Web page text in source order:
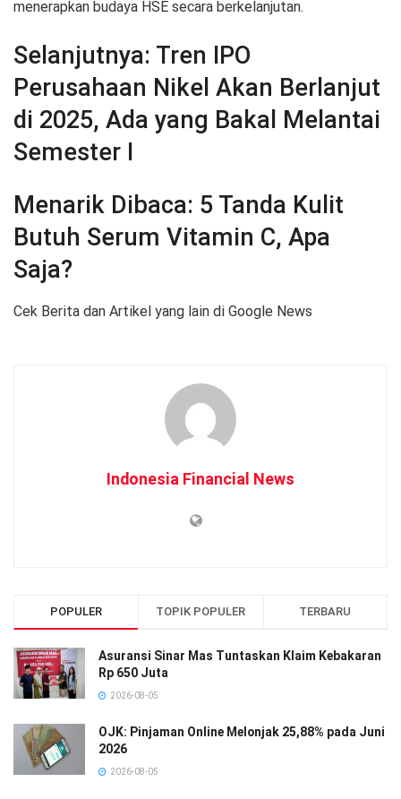
menerapkan budaya HSE secara berkelanjutan.
Selanjutnya: Tren IPO
Perusahaan Nikel Akan Berlanjut
di 2025, Ada yang Bakal Melantai
Semester I
Menarik Dibaca: 5 Tanda Kulit
Butuh Serum Vitamin C, Apa
Saja?
Cek Berita dan Artikel yang lain di Google News
Indonesia Financial News
POPULER TOPIK POPULER TERBARU
Asuransi Sinar Mas Tuntaskan Klaim Kebakaran
Rp 650 Juta
2026-08-05
OJK: Pinjaman Online Melonjak 25,88% pada Juni
2026
2026-08-05